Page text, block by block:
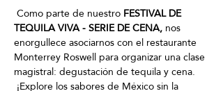
Como parte de nuestro FESTIVAL DE
TEQUILA VIVA - SERIE DE CENA, nos
enorgullece asociarnos con el restaurante
Monterrey Roswell para organizar una clase
magistral: degustación de tequila y cena.